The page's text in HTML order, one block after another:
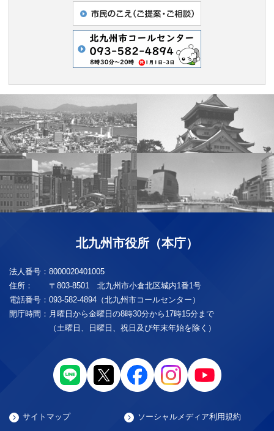
北九州市役所（本庁）
法人番号： 8000020401005
住所：
〒803-8501 北九州市小倉北区城内1番1号
電話番号： 093-582-4894（北九州市コールセンター）
開庁時間： 月曜日から金曜日の8時30分から17時15分まで
（土曜日、日曜日、祝日及び年末年始を除く）
サイトマップ ソーシャルメディア利用規約